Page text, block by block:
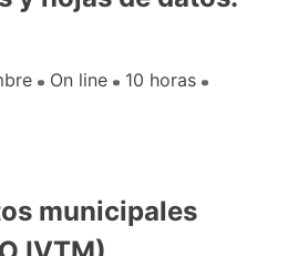
On line
10 horas
municipales